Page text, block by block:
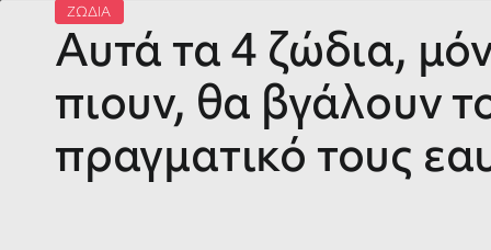
ΖΩΔΙΑ
Αυτά τα 4 ζώδια,
πιουν, θα βγάλουν
πραγματικό τους